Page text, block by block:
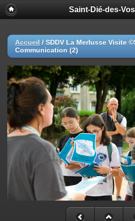
Saint-Dié-des-
Accueil / SDDV La Merlusse Visite
Communication (2)